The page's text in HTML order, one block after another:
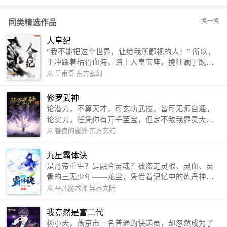
同类精选作品 换一换
人皇纪
“我不能把这个世界，让给我所鄙视的人！” 所以，
王冲踩着枯骨血海，踏上人皇宝座，挽狂澜于既
倒，扶大厦之将倾，成就了一段无上的传说！ 微信
微博：皇甫奇（地址：http://weibo.com/u/25284575
87） QQ交流群：320238210【普通群】 574501330
【VIP订阅群】 欢迎大家关注。
皇甫奇 东方玄幻
修罗武神
论潜力，不算天才，可玄功武技，皆可无师自通。
论实力，任凭你有万千至宝，但定不敌我界灵大
军。 我是谁？天下众生视我为修罗，却不知，我以
信公众号：善良的蜜蜂后援会）
善良的蜜蜂 东方玄幻
九星霸体诀
是丹帝重生？是融合灵魂？被盗走灵根、灵血、灵
骨的三无少年——龙尘，凭借着记忆中的炼丹神
术，修行神秘功法九星霸体诀，拨开重重迷雾，解
勾搭各色美女，镇压恶鬼邪神。 江湖传闻：龙
尘一到，地吼天啸。龙尘一出，鬼泣神哭。 本
平凡魔术师 异界大陆
我竟然是富二代
杨小天，燕京市一名普通的快递员，却忽然成为了